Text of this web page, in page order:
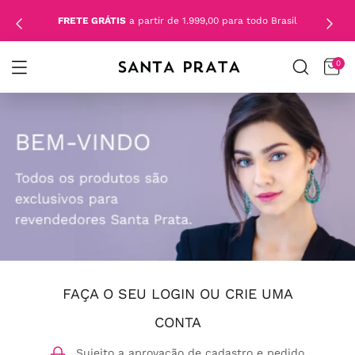
FRETE GRÁTIS a partir de 1.999,00 para todo Brasil
0
FAÇA O SEU LOGIN OU CRIE UMA
CONTA
Sujeito a aprovação de cadastro e pedido